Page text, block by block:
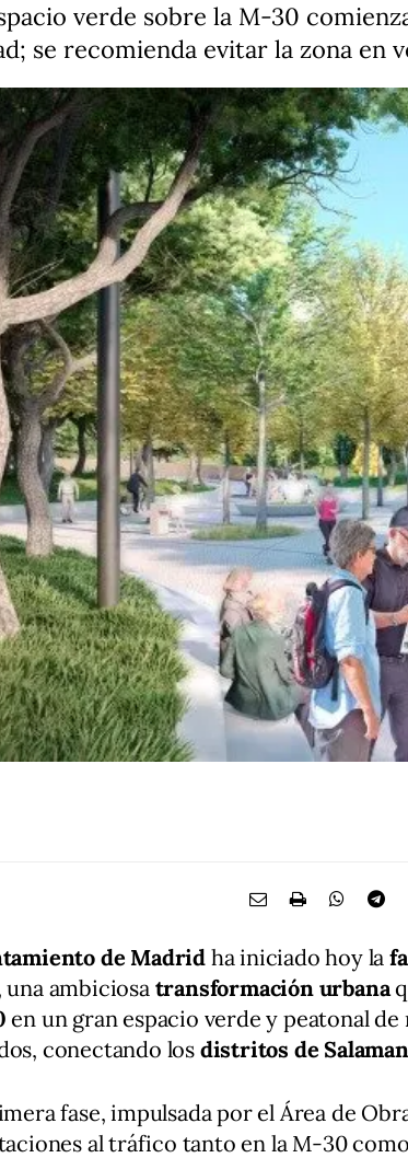
verde sobre la M-30
se recomienda evitar la zona en
de Madrid ha iniciado hoy la
una ambiciosa transformación urbana
en un gran espacio verde y peatonal de
conectando los distritos de
fase, impulsada por el Área de
al tráfico tanto en la M-30